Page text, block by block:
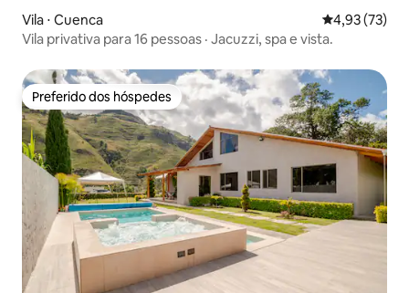
Vila ⋅ Cuenca 4,93 de uma
4,93 (73)
Vila privativa para 16 pessoas · Jacuzzi, spa e vista.
Preferido dos hóspedes
Preferido dos hóspedes